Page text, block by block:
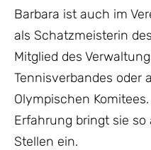
Barbara ist auch im
als Schatzmeisterin
Mitglied des
Tennisverbandes oder
Olympischen
Erfahrung bringt sie
Stellen ein.